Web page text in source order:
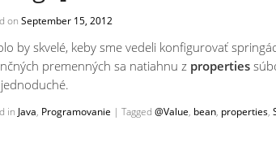
on September 15, 2012
by skvelé, keby sme vedeli konfigurovať
premenných sa natiahnu z properties
in Java, Programovanie | Tagged @Value, bean, properties,